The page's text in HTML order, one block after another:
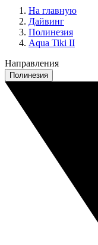
На главную
Дайвинг
Полинезия
Aqua Tiki II
Направления
Полинезия